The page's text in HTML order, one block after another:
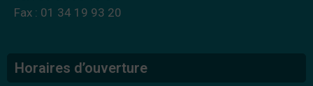
Fax : 01 34 19 93 20
Horaires d’ouverture